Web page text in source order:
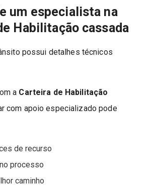
um especialista na
Habilitação cassada
possui detalhes técnicos
a Carteira de Habilitação
com apoio especializado pode
de recurso
processo
caminho